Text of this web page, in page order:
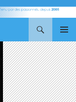
MENU